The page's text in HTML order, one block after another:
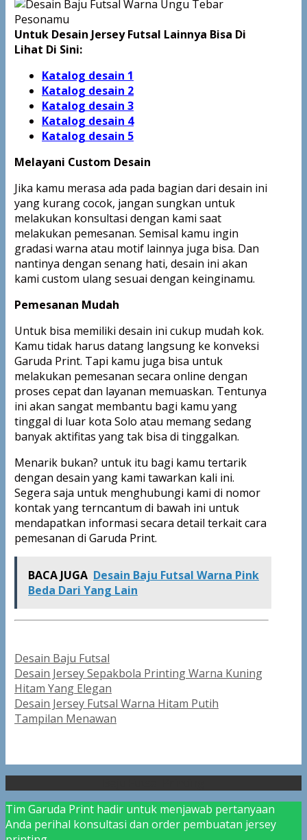
Untuk Desain Jersey Futsal Lainnya Bisa Di
Lihat Di Sini:
Katalog desain 1
Katalog desain 2
Katalog desain 3
Katalog desain 4
Katalog desain 5
Melayani Custom Desain
Jika kamu merasa ada pada bagian dari desain ini
yang kurang cocok, jangan sungkan untuk
melakukan konsultasi dengan kami saat
melakukan pemesanan. Semisal kamu ingin
gradasi warna atau motif lainnya juga bisa. Dan
nantinya dengan senang hati, desain ini akan
kami custom ulang sesuai dengan keinginamu.
Pemesanan Mudah
Untuk bisa memiliki desain ini cukup mudah kok.
Kamu tidak harus datang langsung ke konveksi
Garuda Print. Tapi kamu juga bisa untuk
melakukan pemesanan secara online dengan
proses cepat dan layanan memuaskan. Tentunya
ini akan sangat membantu bagi kamu yang
tinggal di luar kota Solo atau memang sedang
banyak aktifitas yang tak bisa di tinggalkan.
Menarik bukan? untuk itu bagi kamu tertarik
dengan desain yang kami tawarkan kali ini.
Segera saja untuk menghubungi kami di nomor
kontak yang terncantum di bawah ini untuk
mendapatkan informasi secara detail terkait cara
pemesanan di Garuda Print.
BACA JUGA Desain Baju Futsal Warna Pink
Beda Dari Yang Lain
Categories
Desain Baju Futsal
Post
navigation
Desain Jersey Sepakbola Printing Warna Kuning
Hitam Yang Elegan
Desain Jersey Futsal Warna Hitam Putih
Tampilan Menawan
Tim Garuda Print hadir untuk menjawab pertanyaan
Anda perihal konsultasi dan order pembuatan jersey